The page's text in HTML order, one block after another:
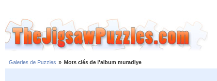
Galeries de Puzzles » Mots clés de l'album muradiye